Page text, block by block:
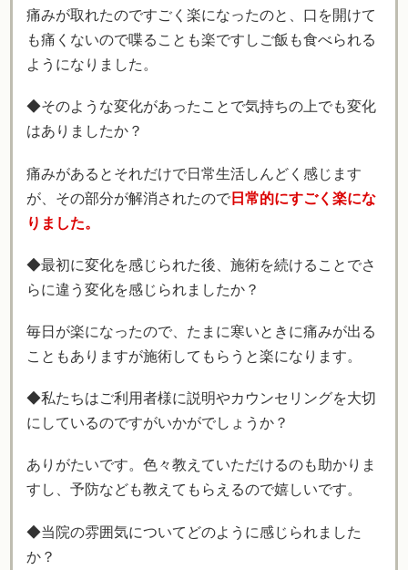
痛みが取れたのですごく楽になったのと、口を開けて
も痛くないので喋ることも楽ですしご飯も食べられる
ようになりました。
◆そのような変化があったことで気持ちの上でも変化
はありましたか？
痛みがあるとそれだけで日常生活しんどく感じます
が、その部分が解消されたので 日常的にすごく楽にな
りました。
◆最初に変化を感じられた後、施術を続けることでさ
らに違う変化を感じられましたか？
毎日が楽になったので、たまに寒いときに痛みが出る
こともありますが施術してもらうと楽になります。
◆私たちはご利用者様に説明やカウンセリングを大切
にしているのですがいかがでしょうか？
ありがたいです。色々教えていただけるのも助かりま
すし、予防なども教えてもらえるので嬉しいです。
◆当院の雰囲気についてどのように感じられました
か？